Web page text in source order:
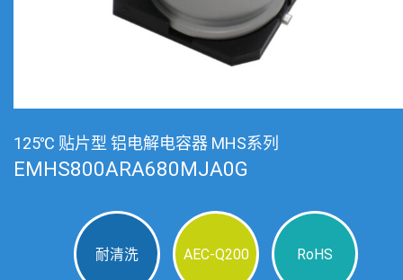
125℃ 贴片型 铝电解电容器 MHS系列
EMHS800ARA680MJA0G
耐清洗 AEC-Q200 RoHS